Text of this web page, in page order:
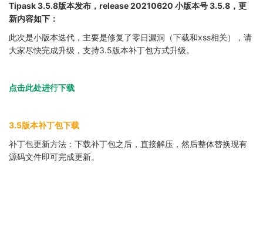
Tipask 3.5.8版本发布，release 20210620 小版本号 3.5.8，更
新内容如下：
此次是小版本迭代，主要是修复了零日漏洞（下载和xss相关），请
大家尽快完成升级，支持3.5版本补丁包方式升级。
点击此处进行下载
3.5版本补丁包下载
补丁包更新方法：下载补丁包之后，直接解压，然后整体替换现有
源码文件即可完成更新。